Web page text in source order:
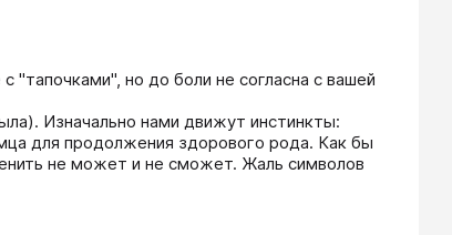
"тапочками", но до боли не согласна с вашей
Изначально нами движут инстинкты:
для продолжения здорового рода. Как бы
не может и не сможет. Жаль символов